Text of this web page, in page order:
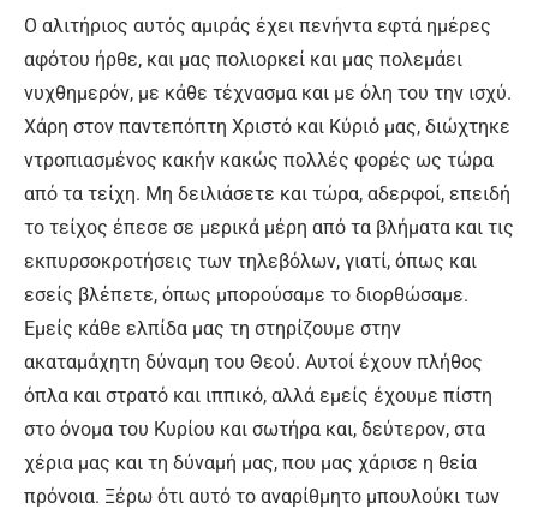
Ο αλιτήριος αυτός αμιράς έχει πενήντα εφτά ημέρες
αφότου ήρθε, και μας πολιορκεί και μας πολεμάει
νυχθημερόν, με κάθε τέχνασμα και με όλη του την ισχύ.
Χάρη στον παντεπόπτη Χριστό και Κύριό μας, διώχτηκε
ντροπιασμένος κακήν κακώς πολλές φορές ως τώρα
από τα τείχη. Μη δειλιάσετε και τώρα, αδερφοί, επειδή
το τείχος έπεσε σε μερικά μέρη από τα βλήματα και τις
εκπυρσοκροτήσεις των τηλεβόλων, γιατί, όπως και
εσείς βλέπετε, όπως μπορούσαμε το διορθώσαμε.
Εμείς κάθε ελπίδα μας τη στηρίζουμε στην
ακαταμάχητη δύναμη του Θεού. Αυτοί έχουν πλήθος
όπλα και στρατό και ιππικό, αλλά εμείς έχουμε πίστη
στο όνομα του Κυρίου και σωτήρα και, δεύτερον, στα
χέρια μας και τη δύναμή μας, που μας χάρισε η θεία
πρόνοια. Ξέρω ότι αυτό το αναρίθμητο μπουλούκι των